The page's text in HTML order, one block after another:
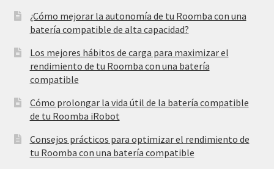
¿Cómo mejorar la autonomía de tu Roomba con una
batería compatible de alta capacidad?
Los mejores hábitos de carga para maximizar el
rendimiento de tu Roomba con una batería
compatible
Cómo prolongar la vida útil de la batería compatible
de tu Roomba iRobot
Consejos prácticos para optimizar el rendimiento de
tu Roomba con una batería compatible